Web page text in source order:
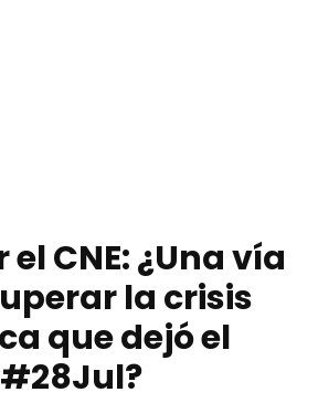
CNE: ¿Una vía
la crisis
que dejó el
#28Jul?